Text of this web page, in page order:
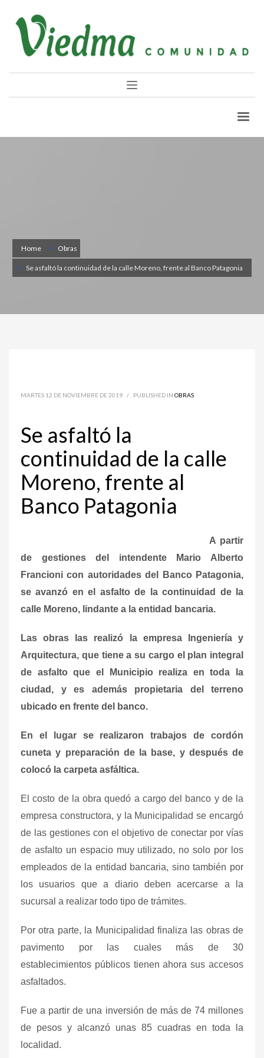
Home Obras
Se asfaltó la continuidad de la calle Moreno, frente al Banco Patagonia
MARTES 12 DE NOVIEMBRE DE 2019 / PUBLISHED IN OBRAS
Se asfaltó la
continuidad de la calle
Moreno, frente al
Banco Patagonia
A partir
de gestiones del intendente Mario Alberto
Francioni con autoridades del Banco Patagonia,
se avanzó en el asfalto de la continuidad de la
calle Moreno, lindante a la entidad bancaria.
Las obras las realizó la empresa Ingeniería y
Arquitectura, que tiene a su cargo el plan integral
de asfalto que el Municipio realiza en toda la
ciudad, y es además propietaria del terreno
ubicado en frente del banco.
En el lugar se realizaron trabajos de cordón
cuneta y preparación de la base, y después de
colocó la carpeta asfáltica.
El costo de la obra quedó a cargo del banco y de la
empresa constructora, y la Municipalidad se encargó
de las gestiones con el objetivo de conectar por vías
de asfalto un espacio muy utilizado, no solo por los
empleados de la entidad bancaria, sino también por
los usuarios que a diario deben acercarse a la
sucursal a realizar todo tipo de trámites.
Por otra parte, la Municipalidad finaliza las obras de
pavimento por las cuales más de 30
establecimientos públicos tienen ahora sus accesos
asfaltados.
Fue a partir de una inversión de más de 74 millones
de pesos y alcanzó unas 85 cuadras en toda la
localidad.